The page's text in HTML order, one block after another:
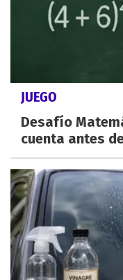
JUEGO
Desafío
cuenta antes